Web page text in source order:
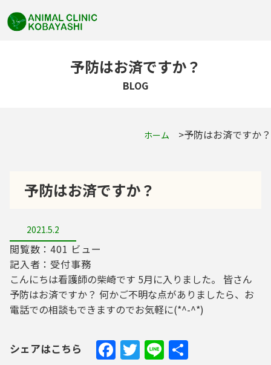
予防はお済ですか？
BLOG
ホーム 予防はお済ですか？
予防はお済ですか？
2021.5.2
閲覧数：401 ビュー
記入者：受付事務
こんにちは看護師の柴崎です 5月に入りました。 皆さん
予防はお済ですか？ 何かご不明な点がありましたら、お
電話での相談もできますのでお気軽に(*^-^*)
シェアはこちら Facebook
Twitter
Line